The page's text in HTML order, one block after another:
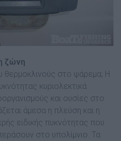
ζώνη
θερµοκλινούς στο ψάρεµα; Η
κυριολεκτικά
και ουσίες στο
άµεσα η πλεύση και η
ειδικής πυκνότητας που
στο υπολίµνιο. Τα